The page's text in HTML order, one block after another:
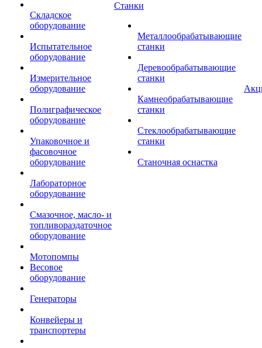
Складское
оборудование
Испытательное
оборудование
Измерительное
оборудование
Полиграфическое
оборудование
Упаковочное и
фасовочное
оборудование
Лабораторное
оборудование
Смазочное, масло- и
топливораздаточное
оборудование
Мотопомпы
Весовое
оборудование
Генераторы
Конвейеры и
транспортеры
Станки
Металлообрабатывающие
станки
Деревообрабатывающие
станки
Камнеобрабатывающие
станки
Стеклообрабатывающие
станки
Станочная оснастка